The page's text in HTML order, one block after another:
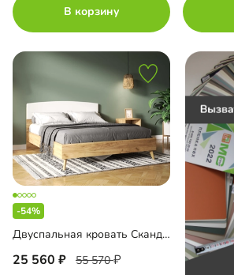
до
до
В корзину
-54%
Двуспальная кровать Скандивуд-160
25 560 55 570